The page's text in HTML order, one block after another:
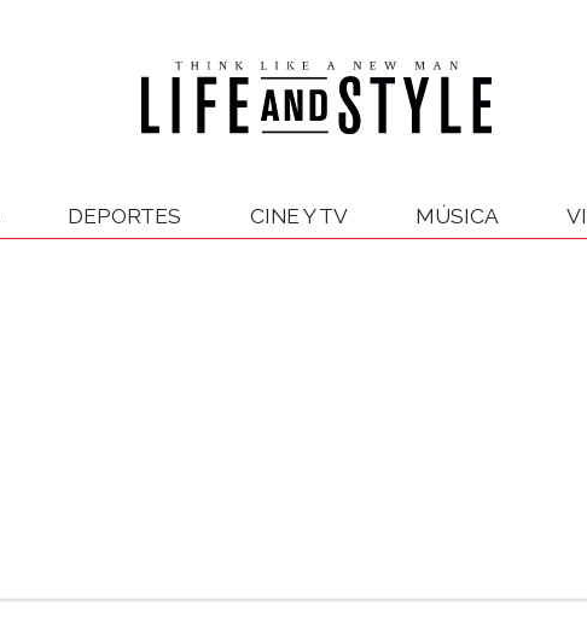
DEPORTES CINE Y TV MÚSICA